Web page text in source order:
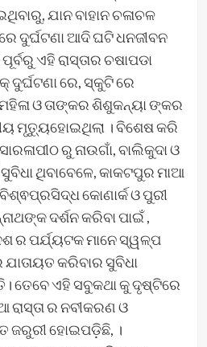
ଯାନ ବାହାନ ଚଳାଚଳ
ଦୁର୍ଘଟଣା ଆଦି ଘଟି ଧନଜୀବନ
ଏହି ରାସ୍ତାର ଚଷାପଡା
ଦୁର୍ଘଟଣା ରେ, ସ୍କୁଟି ରେ
ଓ ତାଙ୍କର ଶିଶୁକନ୍ୟା ଙ୍କର
ମୃତ୍ୟୁହୋଇଥିଲା । ବିଶେଷ କରି
ରୁ ନାଉଗାଁ, ବାଲିକୁଦା ଓ
ଥିବାବେଳେ, କାକଟପୁର ମାଆ
କୋଣାର୍କ ଓ ପୁରୀ
ଦର୍ଶନ କରିବା ପାଇଁ ,
ର ପର୍ଯ୍ୟଟକ ମାନେ ସ୍ୱଳ୍ପ
କରିବାର ସୁବିଧା
ତେବେ ଏହି ସବୁକଥା କୁ ଦୃଷ୍ଟିରେ
ର ନବୀକରଣ ଓ
ହୋଇପଡ଼ିଛି, ।